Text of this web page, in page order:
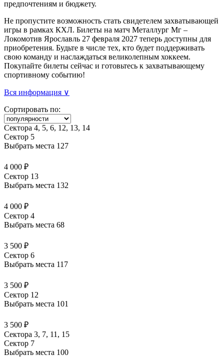
предпочтениям и бюджету.
Не пропустите возможность стать свидетелем захватывающей
игры в рамках КХЛ. Билеты на матч Металлург Мг –
Локомотив Ярославль 27 февраля 2027 теперь доступны для
приобретения. Будьте в числе тех, кто будет поддерживать
свою команду и наслаждаться великолепным хоккеем.
Покупайте билеты сейчас и готовьтесь к захватывающему
спортивному событию!
Вся информация ∨
Сортировать по:
Сектора 4, 5, 6, 12, 13, 14
Сектор 5
Выбрать места 127
4 000 ₽
Сектор 13
Выбрать места 132
4 000 ₽
Сектор 4
Выбрать места 68
3 500 ₽
Сектор 6
Выбрать места 117
3 500 ₽
Сектор 12
Выбрать места 101
3 500 ₽
Сектора 3, 7, 11, 15
Сектор 7
Выбрать места 100